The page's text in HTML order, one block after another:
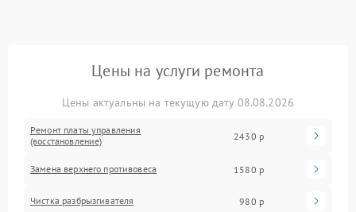
Цены на услуги ремонта
Цены актуальны на текущую дату 08.08.2026
Ремонт платы управления
(восстановление)
2430 р
Замена верхнего противовеса 1580 р
Чистка разбрызгивателя 980 р